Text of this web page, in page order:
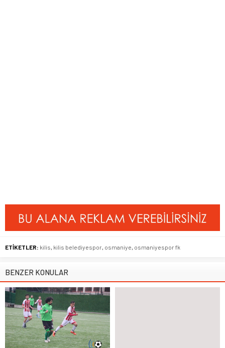
ETİKETLER: kilis kilis belediyespor osmaniye osmaniyespor fk
BENZER KONULAR